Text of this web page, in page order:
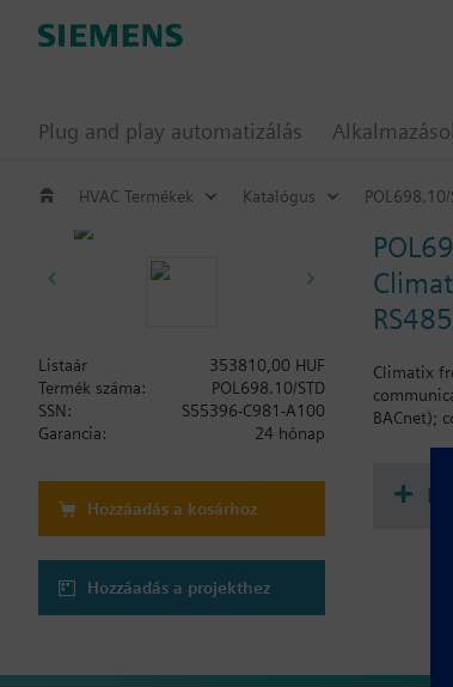
Plug and play automatizálás
HVAC Termékek Katalógus POL698.10/
Climatix
BACnet);
Listaár
353810,00 HUF
Termék száma:
POL698.10/STD
SSN:
S55396-C981-A100
Garancia:
24 hónap
Hozzáadás a kosárhoz
Hozzáadás a projekthez